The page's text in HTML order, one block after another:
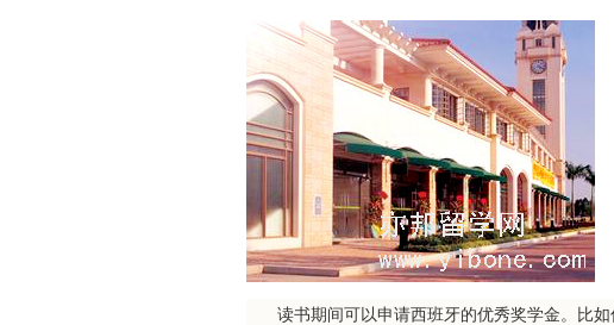
读书期间可以申请西班牙的优秀奖学金。比如